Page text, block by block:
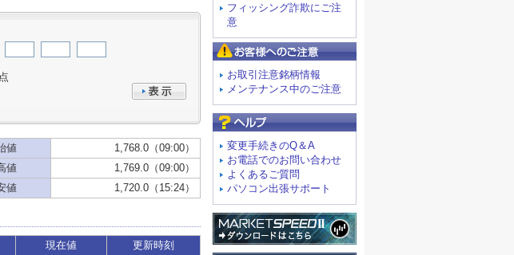
フィッシング詐欺にご注
意
お取引注意銘柄情報
メンテナンス中のご注意
変更手続きのQ＆A
お電話でのお問い合わせ
よくあるご質問
パソコン出張サポート